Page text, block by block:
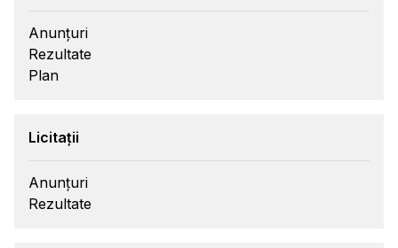
Anunțuri
Rezultate
Plan
Licitații
Anunțuri
Rezultate